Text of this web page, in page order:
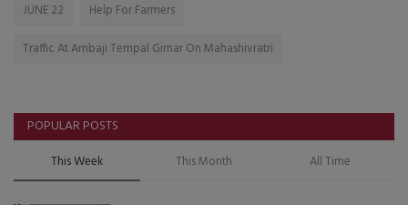
JUNE 22
Help For Farmers
Traffic At Ambaji Tempal Girnar On Mahashivratri
POPULAR POSTS
This Week This Month All Time